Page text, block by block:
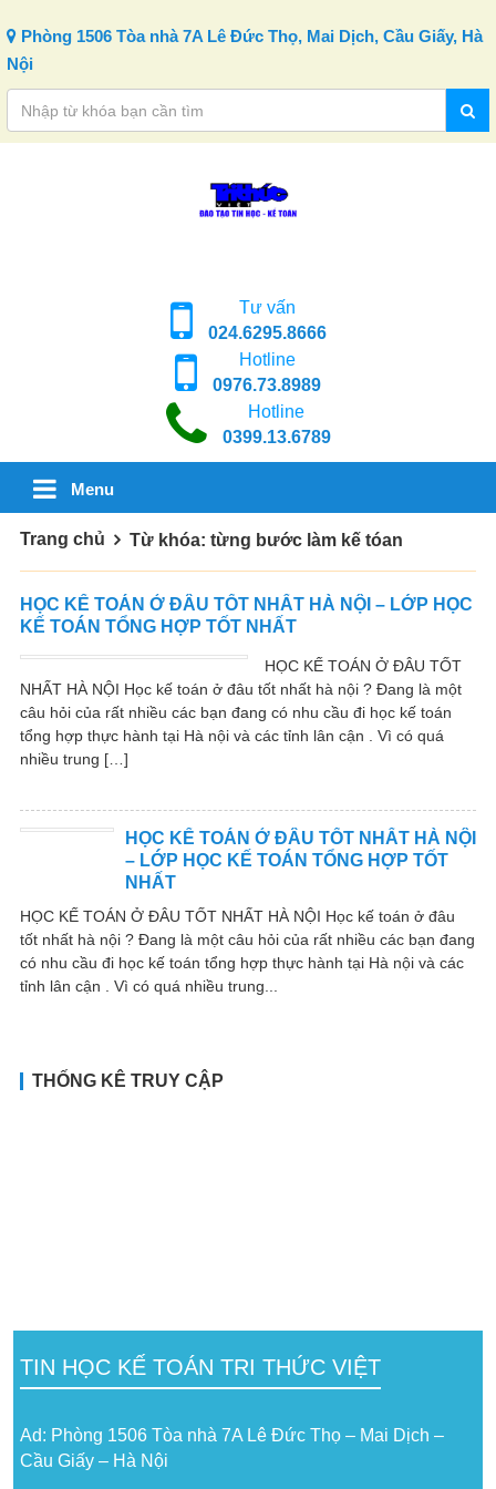
Phòng 1506 Tòa nhà 7A Lê Đức Thọ, Mai Dịch, Cầu Giấy, Hà
Nội
Tư vấn
024.6295.8666
Hotline
0976.73.8989
Hotline
0399.13.6789
Menu
Trang chủ Từ khóa: từng bước làm kế tóan
HỌC KẾ TOÁN Ở ĐÂU TỐT NHẤT HÀ NỘI – LỚP HỌC
KẾ TOÁN TỔNG HỢP TỐT NHẤT
HỌC KẾ TOÁN Ở ĐÂU TỐT
NHẤT HÀ NỘI Học kế toán ở đâu tốt nhất hà nội ? Đang là một
câu hỏi của rất nhiều các bạn đang có nhu cầu đi học kế toán
tổng hợp thực hành tại Hà nội và các tỉnh lân cận . Vì có quá
nhiều trung […]
HỌC KẾ TOÁN Ở ĐÂU TỐT NHẤT HÀ NỘI
– LỚP HỌC KẾ TOÁN TỔNG HỢP TỐT
NHẤT
HỌC KẾ TOÁN Ở ĐÂU TỐT NHẤT HÀ NỘI Học kế toán ở đâu
tốt nhất hà nội ? Đang là một câu hỏi của rất nhiều các bạn đang
có nhu cầu đi học kế toán tổng hợp thực hành tại Hà nội và các
tỉnh lân cận . Vì có quá nhiều trung...
THỐNG KÊ TRUY CẬP
TIN HỌC KẾ TOÁN TRI THỨC VIỆT
Ad: Phòng 1506 Tòa nhà 7A Lê Đức Thọ – Mai Dịch –
Cầu Giấy – Hà Nội